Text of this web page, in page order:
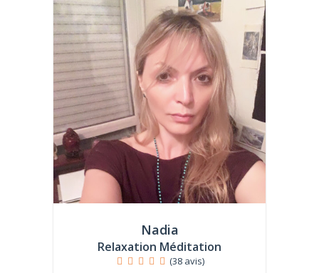
Nadia
Relaxation Méditation
(38 avis)